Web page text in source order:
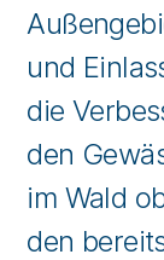
und
die
den
im Wald
den